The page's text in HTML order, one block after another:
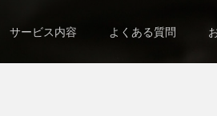
サービス内容 よくある質問